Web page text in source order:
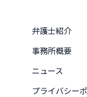
弁護士紹介
事務所概要
ニュース
プライバシー